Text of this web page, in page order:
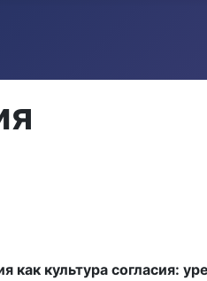
как культура согласия: